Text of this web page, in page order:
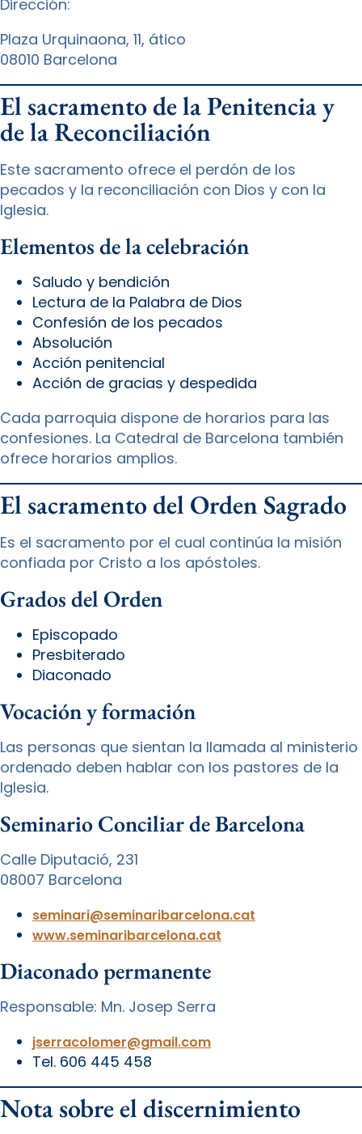
Dirección:
Plaza Urquinaona, 11, ático
08010 Barcelona
El sacramento de la Penitencia y
de la Reconciliación
Este sacramento ofrece el perdón de los
pecados y la reconciliación con Dios y con la
Iglesia.
Elementos de la celebración
Saludo y bendición
Lectura de la Palabra de Dios
Confesión de los pecados
Absolución
Acción penitencial
Acción de gracias y despedida
Cada parroquia dispone de horarios para las
confesiones. La Catedral de Barcelona también
ofrece horarios amplios.
El sacramento del Orden Sagrado
Es el sacramento por el cual continúa la misión
confiada por Cristo a los apóstoles.
Grados del Orden
Episcopado
Presbiterado
Diaconado
Vocación y formación
Las personas que sientan la llamada al ministerio
ordenado deben hablar con los pastores de la
Iglesia.
Seminario Conciliar de Barcelona
Calle Diputació, 231
08007 Barcelona
seminari@seminaribarcelona.cat
www.seminaribarcelona.cat
Diaconado permanente
Responsable: Mn. Josep Serra
jserracolomer@gmail.com
Tel. 606 445 458
Nota sobre el discernimiento